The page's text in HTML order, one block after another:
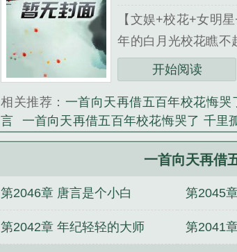
【文娱+校花+女明
年的白月光校花瞧
撼世界！ …...
《一首向天再借五百
开始阅读
相关推荐： 一首向天再借五百年校花悔哭
言
一首向天再借五百年校花悔哭了 千里
首向天再借五百年 一首向天再借五百年
一首向天再借五百年
旺
三国：踢走孙氏，以汉代吴 大秦：穿
嫖系统逆袭 爹魔尊，娘圣主，我不啃老
一首向天再借
第2046章 唐言是个小白 第2045
了台面
第2042章 年纪轻轻的大师 第2041